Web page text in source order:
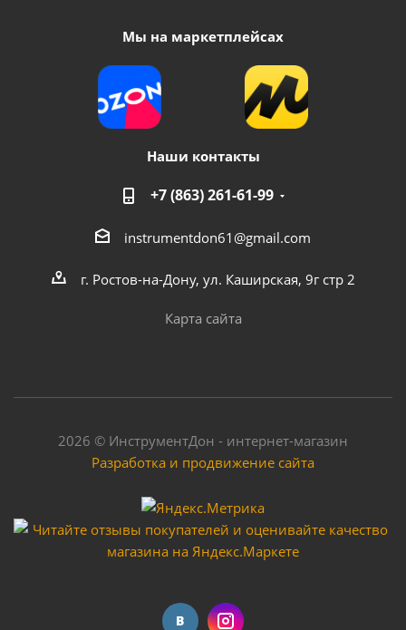
Мы на маркетплейсах
Наши контакты
+7 (863) 261-61-99
instrumentdon61@gmail.com
г. Ростов-на-Дону, ул. Каширская, 9г стр 2
Карта сайта
2026 © ИнструментДон - интернет-магазин
Разработка и продвижение сайта